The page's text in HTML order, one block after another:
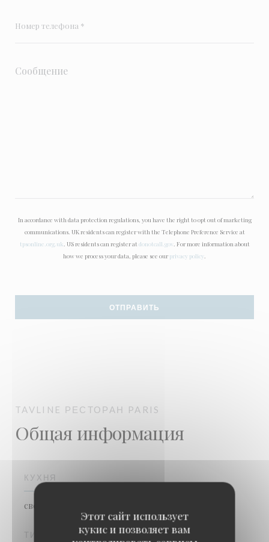
Этот сайт использует
кукис и позволяет вам
In accordance with data protection regulations, you have the right to opt out of marketing
communications. UK residents can register with the Telephone Preference Service at
tpsonline.org.uk . US residents can register at donotcall.gov . For more information about
how we process your data, please see our privacy policy
TAVLINE РЕСТОРАН PARIS
Общая информация
КУХНЯ
свежий продукт, домашний
ТИП ЗАВЕДЕНИЯ